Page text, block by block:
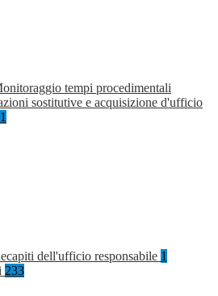
tempi procedimentali
sostitutive e acquisizione d'ufficio
1
dell'ufficio responsabile 1
233